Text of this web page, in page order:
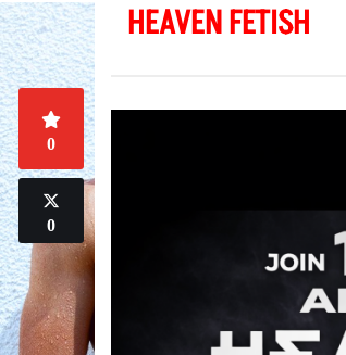
HEAVEN FETISH
0
0